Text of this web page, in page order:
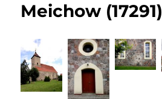
Meichow (17291)